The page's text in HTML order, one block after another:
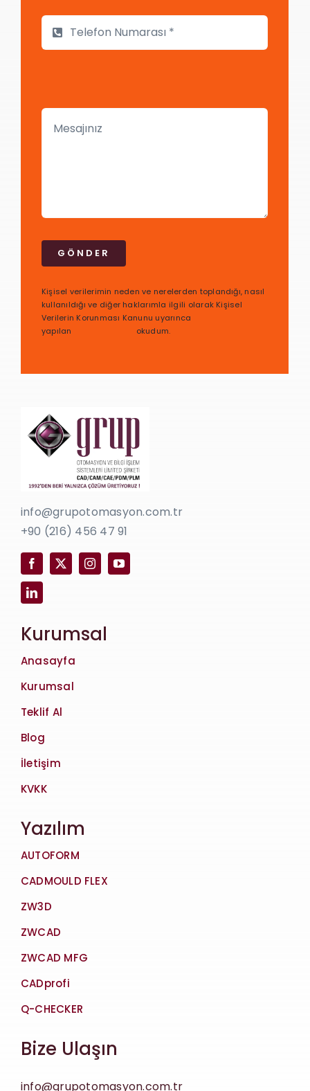
GÖNDER
Kişisel verilerimin neden ve nerelerden toplandığı, nasıl
kullanıldığı ve diğer haklarımla ilgili olarak Kişisel
Verilerin Korunması Kanunu uyarınca
yapılan
okudum.
info@grupotomasyon.com.tr
+90 (216) 456 47 91
Kurumsal
Anasayfa
Kurumsal
Teklif Al
Blog
İletişim
KVKK
Yazılım
AUTOFORM
CADMOULD FLEX
ZW3D
ZWCAD
ZWCAD MFG
CADprofi
Q-CHECKER
Bize Ulaşın
info@grupotomasyon.com.tr